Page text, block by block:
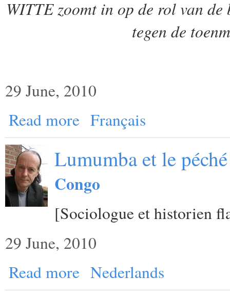
WITTE zoomt in op de rol van
tegen de
29 June, 2010
Read more Français
Lumumba et le
Congo
[Sociologue et historien
29 June, 2010
Read more Nederlands